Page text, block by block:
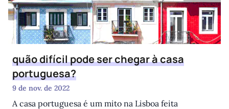
quão difícil pode ser chegar à casa
portuguesa?
9 de nov. de 2022
A casa portuguesa é um mito na Lisboa feita